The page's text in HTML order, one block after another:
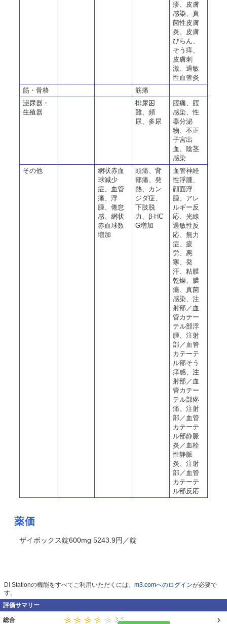
疹、皮膚
感染、真
菌性皮膚
炎、皮膚
びらん、
そう痒、
皮膚刺
激、過敏
性血管炎
筋・骨格
筋痛
泌尿器・
生殖器
排尿困
難、頻
尿、多尿
腟痛、腟
感染、性
器分泌
物、不正
子宮出
血、陰茎
感染
その他
網状赤血
球減少
症、血管
痛、浮
腫、倦怠
感、網状
赤血球数
増加
頭痛、背
部痛、発
熱、カン
ジダ症、
下肢脱
力、β-HC
G増加
血管神経
性浮腫、
顔面浮
腫、アレ
ルギー反
応、光線
過敏性反
応、無力
症、疲
労、悪
寒、発
汗、粘膜
乾燥、膿
瘍、真菌
感染、注
射部／血
管カテー
テル部浮
腫、注射
部／血管
カテーテ
ル部そう
痒感、注
射部／血
管カテー
テル部疼
痛、注射
部／血管
カテーテ
ル部静脈
炎／血栓
性静脈
炎、注射
部／血管
カテーテ
ル部反応
薬価
ザイボックス錠600mg 5243.9円／錠
DI Stationの機能をすべてご利用いただくには、 m3.comへのログインが必要で
す。
評価サマリー
総合